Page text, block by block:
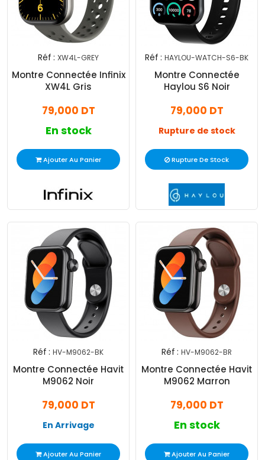
Réf : XW4L-GREY
Montre Connectée Infinix
XW4L Gris
79,000 DT
En stock
Ajouter Au Panier
Réf : HAYLOU-WATCH-S6-BK
Montre Connectée
Haylou S6 Noir
79,000 DT
Rupture de stock
Rupture De Stock
Réf : HV-M9062-BK
Montre Connectée Havit
M9062 Noir
79,000 DT
En Arrivage
Ajouter Au Panier
Réf : HV-M9062-BR
Montre Connectée Havit
M9062 Marron
79,000 DT
En stock
Ajouter Au Panier